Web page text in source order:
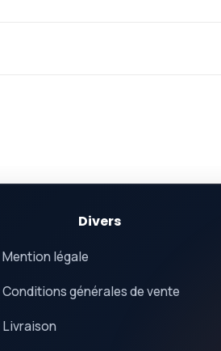
Divers
Mention légale
Conditions générales de vente
Livraison